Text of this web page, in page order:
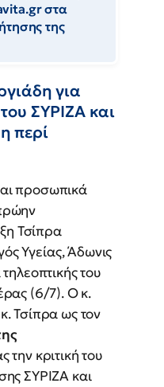
στα
της
για
ΣΥΡΙΖΑ και
περί
προσωπικά
Τσίπρα
Υγείας, Άδωνις
του
(6/7). Ο κ.
Τσίπρα ως τον
την κριτική του
ΣΥΡΙΖΑ και